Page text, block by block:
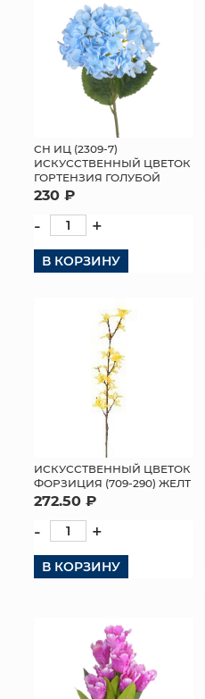
СН ИЦ (2309-7)
ИСКУССТВЕННЫЙ ЦВЕТОК
ГОРТЕНЗИЯ ГОЛУБОЙ
230 ₽
- +
В КОРЗИНУ
ИСКУССТВЕННЫЙ ЦВЕТОК
ФОРЗИЦИЯ (709-290) ЖЕЛТ
272.50 ₽
- +
В КОРЗИНУ